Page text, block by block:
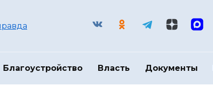
Благоустройство Власть Документы